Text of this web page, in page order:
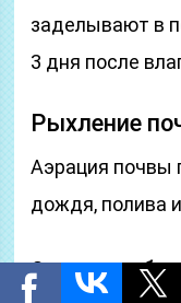
заделывают в
3 дня после
Рыхление
Аэрация почвы
дождя, полива
Осенью